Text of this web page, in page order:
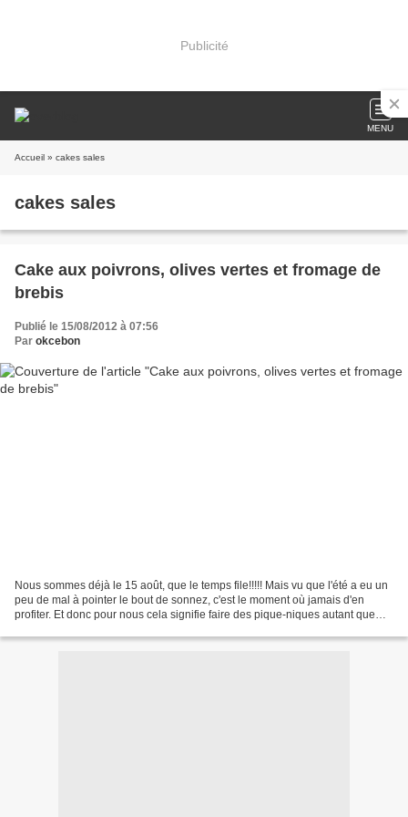
Publicité
MENU
Accueil » cakes sales
cakes sales
Cake aux poivrons, olives vertes et fromage de
brebis
Publié le 15/08/2012 à 07:56
Par okcebon
Nous sommes déjà le 15 août, que le temps file!!!!! Mais vu que l'été a eu un
peu de mal à pointer le bout de sonnez, c'est le moment où jamais d'en
profiter. Et donc pour nous cela signifie faire des pique-niques autant que